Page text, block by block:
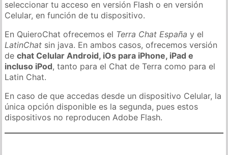
seleccionar tu acceso en versión Flash o en versión
Celular, en función de tu dispositivo.
En QuieroChat ofrecemos el Terra Chat España y el
LatinChat sin java. En ambos casos, ofrecemos versión
dechat Celular Android, iOs para iPhone, iPad e
incluso iPod, tanto para el Chat de Terra como para el
Latin Chat.
En caso de que accedas desde un dispositivo Celular, la
única opción disponible es la segunda, pues estos
dispositivos no reproducen Adobe Flash.